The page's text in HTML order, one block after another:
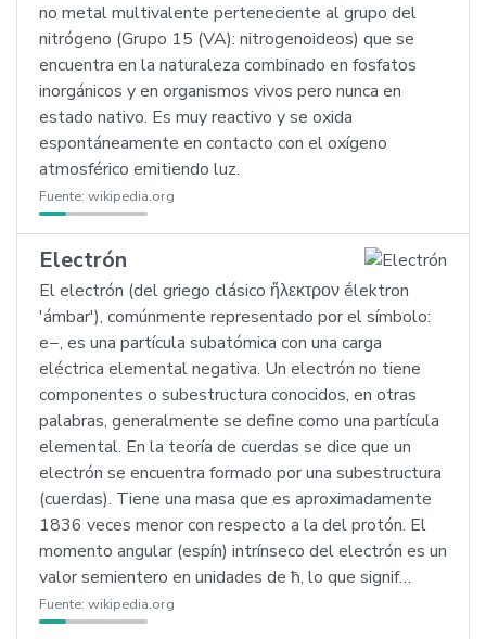
no metal multivalente perteneciente al grupo del
nitrógeno (Grupo 15 (VA): nitrogenoideos) que se
encuentra en la naturaleza combinado en fosfatos
inorgánicos y en organismos vivos pero nunca en
estado nativo. Es muy reactivo y se oxida
espontáneamente en contacto con el oxígeno
atmosférico emitiendo luz.
Fuente: wikipedia.org
Electrón
El electrón (del griego clásico ἤλεκτρον ḗlektron
'ámbar'), comúnmente representado por el símbolo:
e−, es una partícula subatómica con una carga
eléctrica elemental negativa. Un electrón no tiene
componentes o subestructura conocidos, en otras
palabras, generalmente se define como una partícula
elemental. En la teoría de cuerdas se dice que un
electrón se encuentra formado por una subestructura
(cuerdas). Tiene una masa que es aproximadamente
1836 veces menor con respecto a la del protón. El
momento angular (espín) intrínseco del electrón es un
valor semientero en unidades de ħ, lo que signif…
Fuente: wikipedia.org